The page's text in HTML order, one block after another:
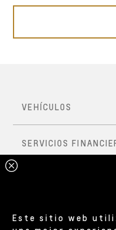
Este sitio web